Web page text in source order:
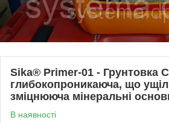
Sika® Primer-01 - Грунтовка
глибокопроникаюча, що
зміцнююча мінеральні
В наявності